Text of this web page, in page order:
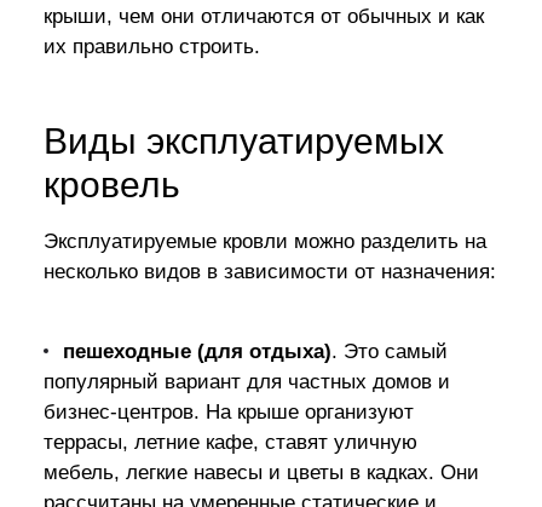
крыши, чем они отличаются от обычных и как
их правильно строить.
Виды эксплуатируемых
кровель
Эксплуатируемые кровли можно разделить на
несколько видов в зависимости от назначения:
пешеходные (для отдыха). Это самый
популярный вариант для частных домов и
бизнес-центров. На крыше организуют
террасы, летние кафе, ставят уличную
мебель, легкие навесы и цветы в кадках. Они